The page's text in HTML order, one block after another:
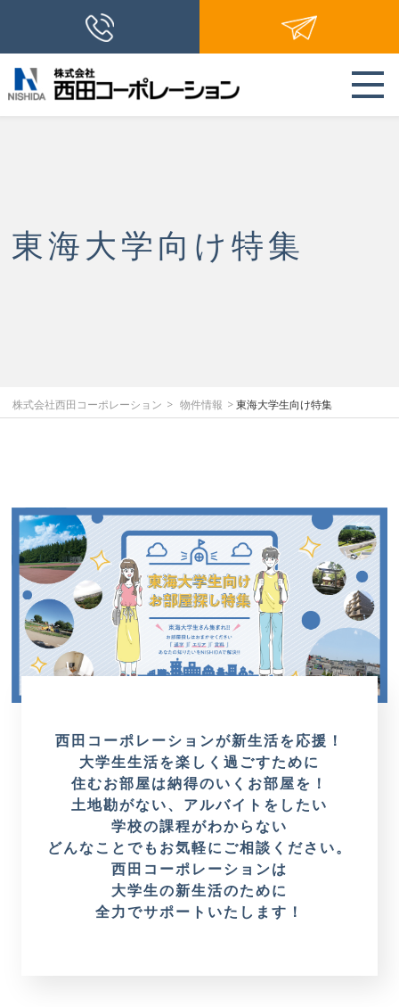
株式会社西田コーポレーション 物件情報 東海大学生向け特集
東海大学向け特集
西田コーポレーションが新生活を応援！
大学生生活を楽しく過ごすために
住むお部屋は納得のいくお部屋を！
土地勘がない、アルバイトをしたい
学校の課程がわからない
どんなことでもお気軽にご相談ください。
西田コーポレーションは
大学生の新生活のために
全力でサポートいたします！